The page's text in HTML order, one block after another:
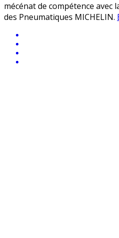
mécénat de compétence avec
des Pneumatiques MICHELIN.